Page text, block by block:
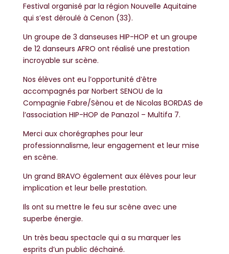
Festival organisé par la région Nouvelle Aquitaine
qui s’est déroulé à Cenon (33).
Un groupe de 3 danseuses HIP-HOP et un groupe
de 12 danseurs AFRO ont réalisé une prestation
incroyable sur scène.
Nos élèves ont eu l’opportunité d’être
accompagnés par Norbert SENOU de la
Compagnie Fabre/Sènou et de Nicolas BORDAS de
l’association HIP-HOP de Panazol – Multifa 7.
Merci aux chorégraphes pour leur
professionnalisme, leur engagement et leur mise
en scène.
Un grand BRAVO également aux élèves pour leur
implication et leur belle prestation.
Ils ont su mettre le feu sur scène avec une
superbe énergie.
Un très beau spectacle qui a su marquer les
esprits d’un public déchainé.